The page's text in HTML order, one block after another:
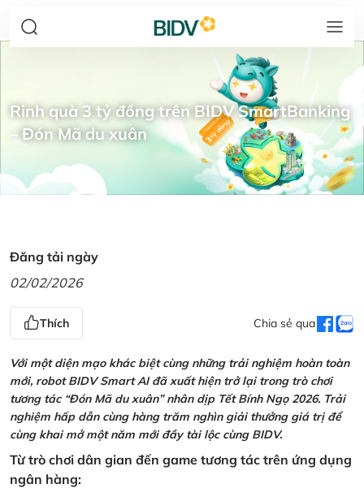
Rinh quà 3 tỷ đồng trên BIDV SmartBanking
– Đón Mã du xuân
Đăng tải ngày
02/02/2026
Thích Chia sẻ qua
Với một diện mạo khác biệt cùng những trải nghiệm hoàn toàn
mới, robot BIDV Smart AI đã xuất hiện trở lại trong trò chơi
tương tác “Đón Mã du xuân” nhân dịp Tết Bính Ngọ 2026. Trải
nghiệm hấp dẫn cùng hàng trăm nghìn giải thưởng giá trị để
cùng khai mở một năm mới đầy tài lộc cùng BIDV.
Từ trò chơi dân gian đến game tương tác trên ứng dụng
ngân hàng: